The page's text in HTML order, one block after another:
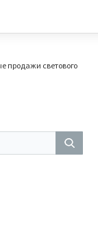
продажи светового